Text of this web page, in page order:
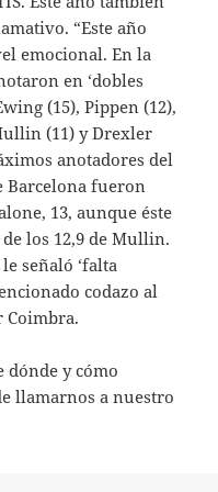
“Este año
emocional. En la
en ‘dobles
(15), Pippen (12),
(11) y Drexler
anotadores del
Barcelona fueron
13, aunque éste
los 12,9 de Mullin.
señaló ‘falta
codazo al
Coimbra.
dónde y cómo
llamarnos a nuestro